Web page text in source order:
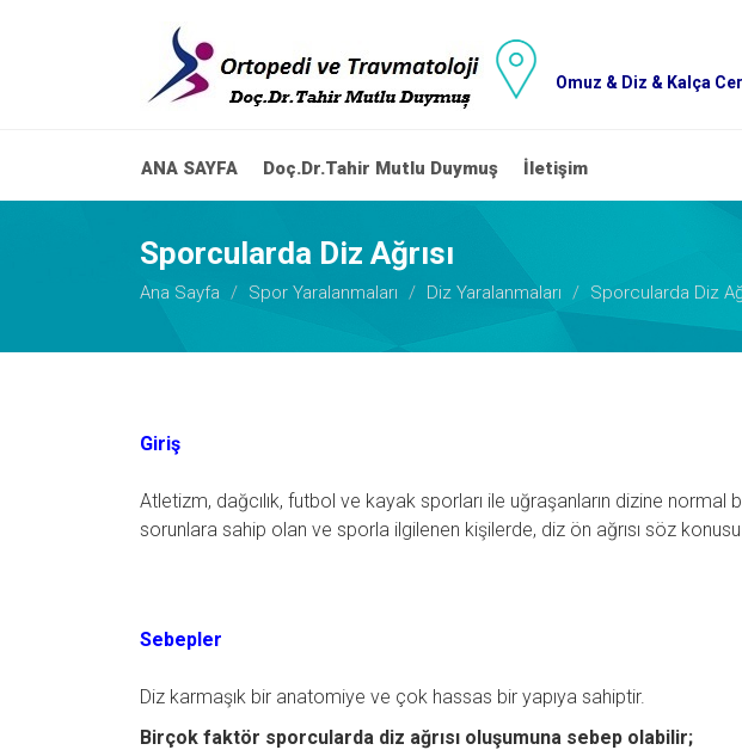
ANA SAYFA Doç.Dr.Tahir Mutlu Duymuş İletişim
Sporcularda Diz Ağrısı
Ana Sayfa Spor Yaralanmaları Diz Yaralanmaları Sporcularda Diz
Giriş
Atletizm, dağcılık, futbol ve kayak sporları ile uğraşanların dizine
sorunlara sahip olan ve sporla ilgilenen kişilerde, diz ön ağrısı söz
Sebepler
Diz karmaşık bir anatomiye ve çok hassas bir yapıya sahiptir.
Birçok faktör sporcularda diz ağrısı oluşumuna sebep olabilir;
Omuz & Diz & Kalça